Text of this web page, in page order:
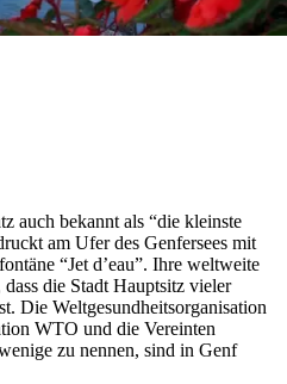
auch bekannt als “die kleinste
am Ufer des Genfersees mit
“Jet d’eau”. Ihre weltweite
die Stadt Hauptsitz vieler
Die Weltgesundheitsorganisation
WTO und die Vereinten
zu nennen, sind in Genf